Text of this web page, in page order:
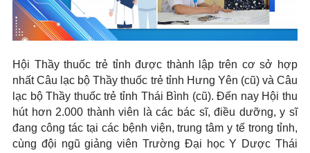
Hội Thầy thuốc trẻ tỉnh được thành lập trên cơ sở hợp
nhất Câu lạc bộ Thầy thuốc trẻ tỉnh Hưng Yên (cũ) và Câu
lạc bộ Thầy thuốc trẻ tỉnh Thái Bình (cũ). Đến nay Hội thu
hút hơn 2.000 thành viên là các bác sĩ, điều dưỡng, y sĩ
đang công tác tại các bệnh viện, trung tâm y tế trong tỉnh,
cùng đội ngũ giảng viên Trường Đại học Y Dược Thái